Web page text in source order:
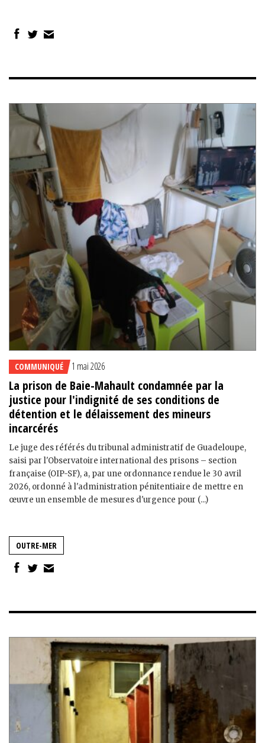
COMMUNIQUÉ 1 mai 2026
La prison de Baie-Mahault condamnée par la
justice pour l'indignité de ses conditions de
détention et le délaissement des mineurs
incarcérés
Le juge des référés du tribunal administratif de Guadeloupe,
saisi par l'Observatoire international des prisons – section
française (OIP-SF), a, par une ordonnance rendue le 30 avril
2026, ordonné à l'administration pénitentiaire de mettre en
œuvre un ensemble de mesures d'urgence pour (...)
OUTRE-MER